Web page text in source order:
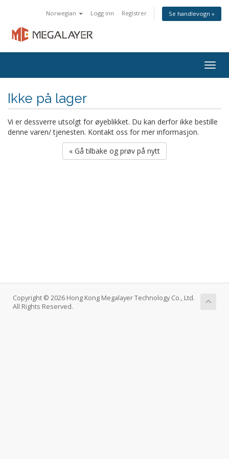
Norwegian Logg inn Registrer Se handlevogn »
Ikke på lager
Vi er dessverre utsolgt for øyeblikket. Du kan derfor ikke bestille
denne varen/ tjenesten. Kontakt oss for mer informasjon.
« Gå tilbake og prøv på nytt
Copyright © 2026 Hong Kong Megalayer Technology Co., Ltd.
All Rights Reserved.